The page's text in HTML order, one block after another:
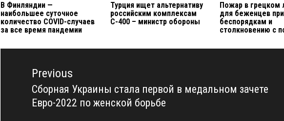
В Финляндии —
наибольшее суточное
количество COVID-случаев
за все время пандемии
Турция ищет альтернативу
российским комплексам
С-400 – министр обороны
Пожар в грецком
для беженцев
беспорядкам и
столкновению с
Навигация
записямPrevious
Previous
post:
Сборная Украины стала первой в медальном зачете
Евро-2022 по женской борьбе